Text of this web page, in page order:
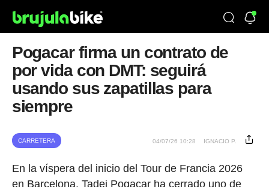
Pogacar firma un contrato de
por vida con DMT: seguirá
usando sus zapatillas para
siempre
CARRETERA 04/07/26 10:28 IGNACIO P.
En la víspera del inicio del Tour de Francia 2026
en Barcelona, Tadej Pogacar ha cerrado uno de